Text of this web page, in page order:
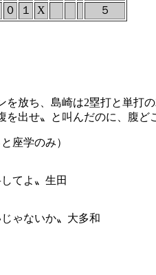
０ １ X ５
放ち、島崎は2塁打と単打
出せ〟と叫んだのに、腹ど
座学のみ）
てよ〟生田
ゃないか〟大多和